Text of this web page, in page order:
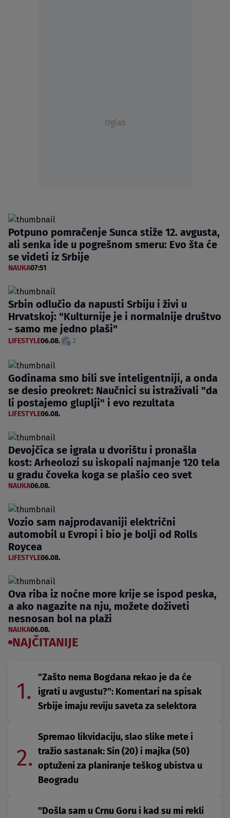
Oglas
Potpuno pomračenje Sunca stiže 12. avgusta,
ali senka ide u pogrešnom smeru: Evo šta će
se videti iz Srbije
NAUKA07:51
Srbin odlučio da napusti Srbiju i živi u
Hrvatskoj: "Kulturnije je i normalnije društvo
- samo me jedno plaši"
LIFESTYLE06.08. 2
Godinama smo bili sve inteligentniji, a onda
se desio preokret: Naučnici su istraživali "da
li postajemo gluplji" i evo rezultata
LIFESTYLE06.08.
Devojčica se igrala u dvorištu i pronašla
kost: Arheolozi su iskopali najmanje 120 tela
u gradu čoveka koga se plašio ceo svet
NAUKA06.08.
Vozio sam najprodavaniji električni
automobil u Evropi i bio je bolji od Rolls
Roycea
LIFESTYLE06.08.
Ova riba iz noćne more krije se ispod peska,
a ako nagazite na nju, možete doživeti
nesnosan bol na plaži
NAUKA06.08.
NAJČITANIJE
1.
"Zašto nema Bogdana rekao je da će
igrati u avgustu?": Komentari na spisak
Srbije imaju reviju saveta za selektora
2.
Spremao likvidaciju, slao slike mete i
tražio sastanak: Sin (20) i majka (50)
optuženi za planiranje teškog ubistva u
Beogradu
"Došla sam u Crnu Goru i kad su mi rekli